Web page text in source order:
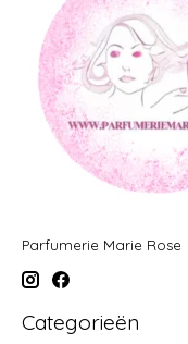
Parfumerie Marie Rose
Categorieën